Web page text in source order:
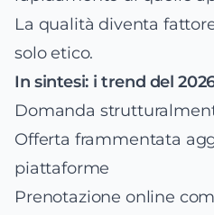
La qualità diventa
solo etico.
In sintesi: i trend del
Domanda
Offerta frammentata
piattaforme
Prenotazione online